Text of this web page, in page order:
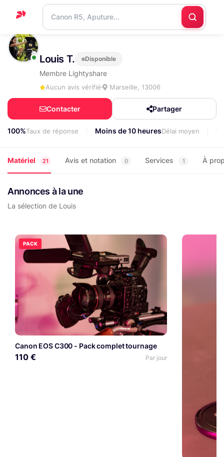
Accueil
Support
Nous
contacter
Louis T. Disponible
Membre Lightyshare
Aucun avis vérifié Marseille, 13006
Contacter Partager
100%Taux de réponse Moins de 10 heuresDélai moyen
Matériel 21 Avis et notation 0 Services 1 À
Annonces à la une
La sélection de Louis
PACK
Canon EOS C300 - Pack complet tournage
110 € Par jour